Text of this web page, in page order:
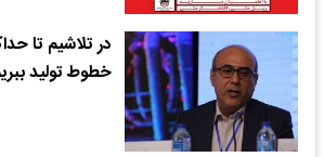
در تلاشیم تا
خطوط تولید